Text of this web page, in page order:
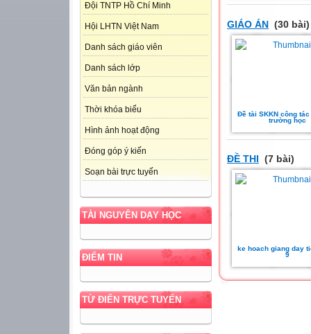
Đội TNTP Hồ Chí Minh
Hội LHTN Việt Nam
Danh sách giáo viên
Danh sách lớp
Văn bản ngành
Thời khóa biểu
Hình ảnh hoạt động
Đóng góp ý kiến
Soạn bài trực tuyến
TÀI NGUYÊN DẠY HỌC
ĐIỂM TIN
TỪ ĐIỂN TRỰC TUYẾN
GIÁO ÁN (30 bài)
Đề tài SKKN công
trường học
ĐỀ THI (7 bài)
ke hoach giang day
9